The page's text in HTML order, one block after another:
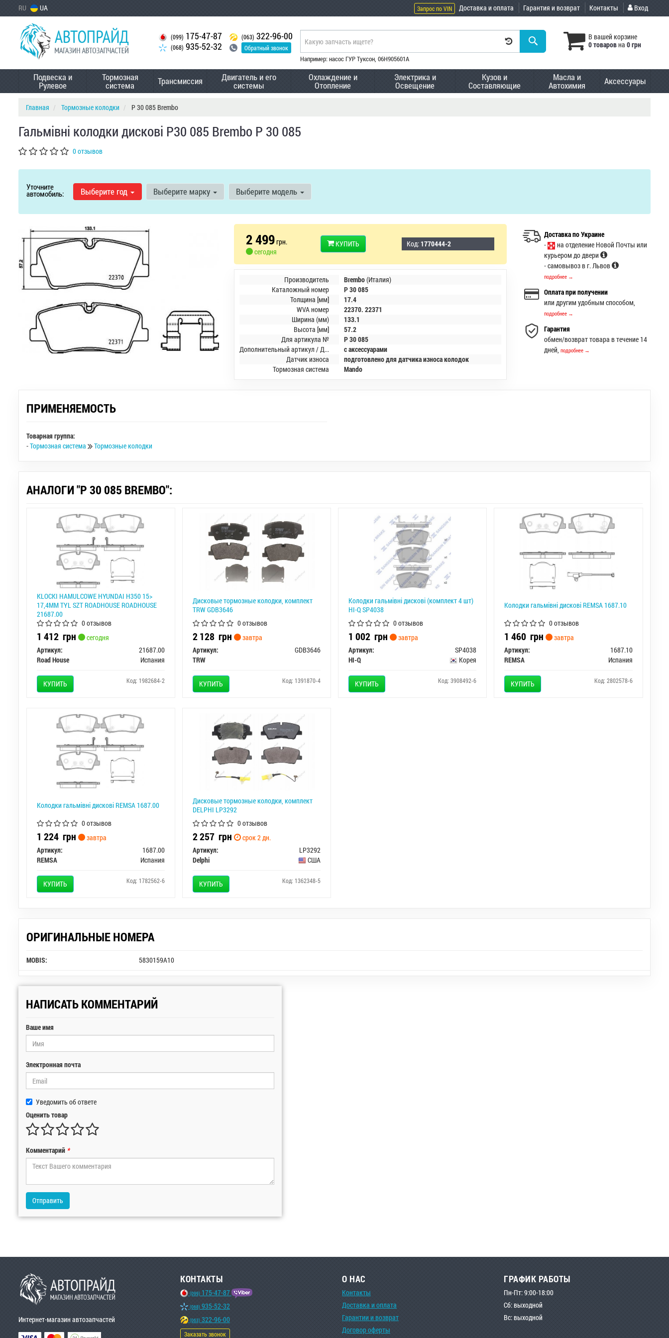
RU UA Запрос по VIN Доставка и оплата Гарантия и возврат Контакты Вход
(099) 175-47-87
(068) 935-52-32
(063) 322-96-00
Обратный звонок
В вашей корзине
0 товаровна 0 грн
Например: насос ГУР Туксон, 06H905601A
Подвеска и
Рулевое
Тормозная
система Трансмиссия Двигатель и его
системы
Охлаждение и
Отопление
Электрика и
Освещение
Кузов и
Составляющие
Масла и
Автохимия Аксессуары
Главная Тормозные колодки P 30 085 Brembo
Гальмівні колодки дискові P30 085 Brembo P 30 085
0 отзывов
Уточните
автомобиль: Выберите год Выберите марку Выберите модель
2 499грн.
сегодня
КУПИТЬ Код: 1770444-2
Производитель Brembo(Италия)
Каталожный номер
P 30 085
Толщина [мм]
17.4
WVA номер
22370. 22371
Ширина (мм)
133.1
Высота [мм]
57.2
Для артикула №
P 30 085
Дополнительный артикул / Дополнительная информация
с аксессуарами
Датчик износа
подготовлено для датчика износа колодок
Тормозная система
Mando
Доставка по Украине
-
на отделение Новой Почты или
курьером до двери
- самовывоз в г. Львов
подробнее →
Оплата при получении
или другим удобным способом,
подробнее →
Гарантия
обмен/возврат товара в течение 14
дней,подробнее →
ПРИМЕНЯЕМОСТЬ
Товарная группа:
-Тормозная система Тормозные колодки
АНАЛОГИ "P 30 085 BREMBO":
KLOCKI HAMULCOWE HYUNDAI H350 15>
17,4MM TYL SZT ROADHOUSE ROADHOUSE
21687.00
0 отзывов
1 412 грн
сегодня
Артикул:
21687.00
Road House
Испания
КУПИТЬ Код: 1982684-2
Дисковые тормозные колодки, комплект
TRW GDB3646
0 отзывов
2 128 грн
завтра
Артикул:
GDB3646
TRW
КУПИТЬ Код: 1391870-4
Колодки гальмівні дискові (комплект 4 шт)
HI-Q SP4038
0 отзывов
1 002 грн
завтра
Артикул:
SP4038
HI-Q
Корея
КУПИТЬ Код: 3908492-6
Колодки гальмівні дискові REMSA 1687.10
0 отзывов
1 460грн
завтра
Артикул:
1687.10
REMSA
Испания
КУПИТЬ Код: 2802578-6
Колодки гальмівні дискові REMSA 1687.00
0 отзывов
1 224 грн
завтра
Артикул:
1687.00
REMSA
Испания
КУПИТЬ Код: 1782562-6
Дисковые тормозные колодки, комплект
DELPHI LP3292
0 отзывов
2 257 грн
срок 2 дн.
Артикул:
LP3292
Delphi
США
КУПИТЬ Код: 1362348-5
ОРИГИНАЛЬНЫЕ НОМЕРА
MOBIS: 5830159A10
НАПИСАТЬ КОММЕНТАРИЙ
Ваше имя
Электронная почта
Уведомить об ответе
Оценить товар
Комментарий *
Отправить
Интернет-магазин автозапчастей
КОНТАКТЫ
(099) 175-47-87
(068) 935-52-32
(063) 322-96-00
Заказать звонок
О НАС
Контакты
Доставка и оплата
Гарантии и возврат
Договор оферты
ГРАФИК РАБОТЫ
Пн-Пт: 9:00-18:00
Сб: выходной
Вс: выходной